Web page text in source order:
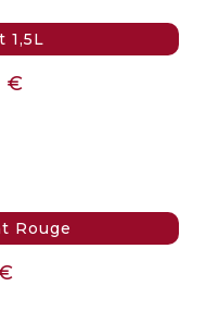
1,5L
€
Rouge